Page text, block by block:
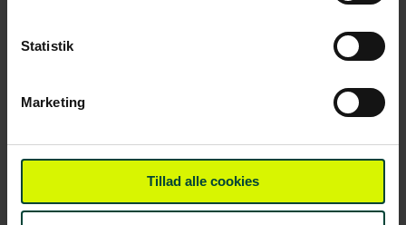
Statistik
Marketing
Tillad alle cookies